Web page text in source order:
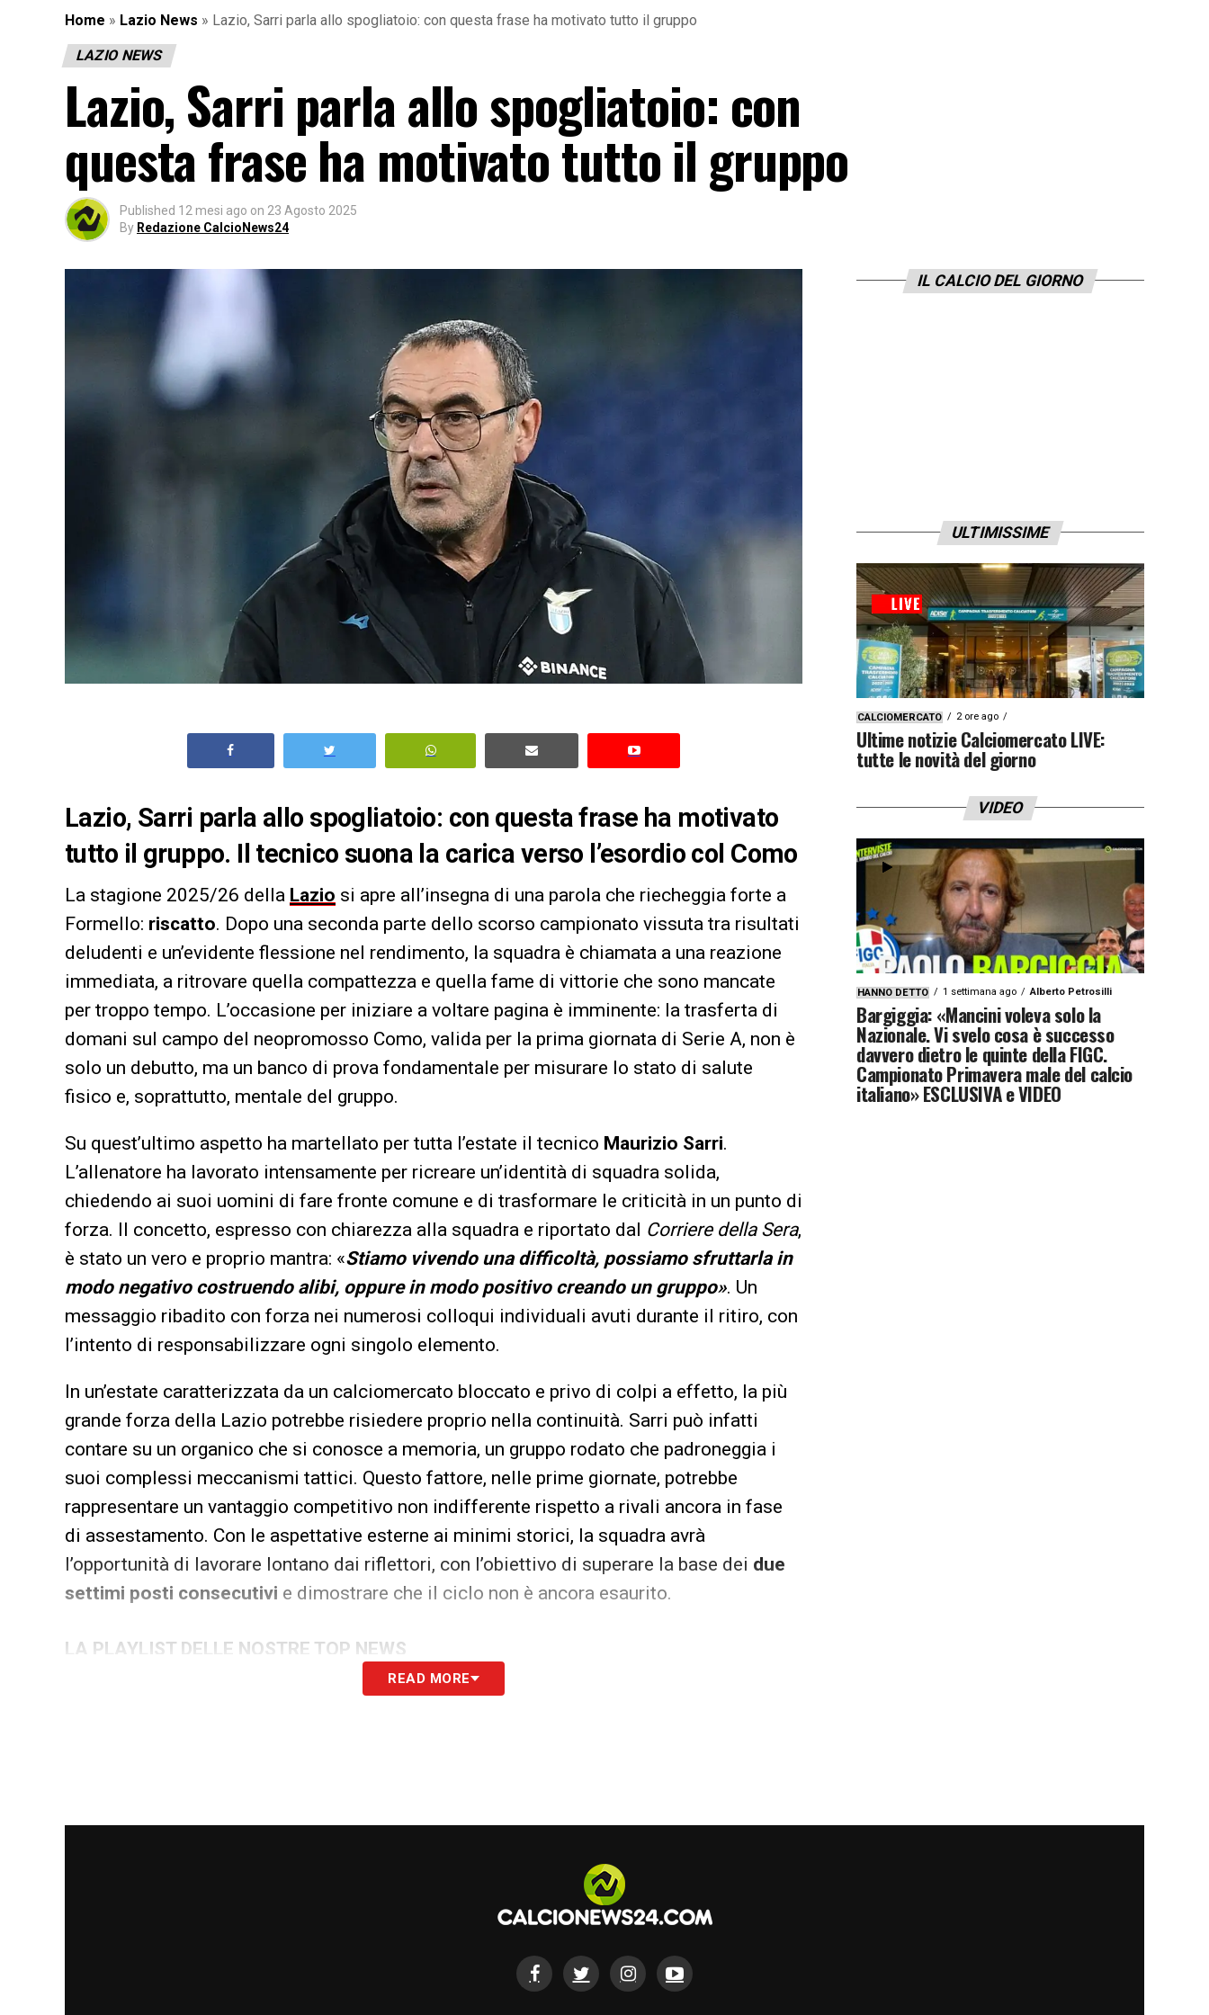
Home » Lazio News » Lazio, Sarri parla allo spogliatoio: con questa frase ha motivato tutto il gruppo
LAZIO NEWS
Lazio, Sarri parla allo spogliatoio: con
questa frase ha motivato tutto il gruppo
Published 12 mesi ago on 23 Agosto 2025
By Redazione CalcioNews24
Lazio, Sarri parla allo spogliatoio: con questa frase ha motivato
tutto il gruppo. Il tecnico suona la carica verso l’esordio col Como
La stagione 2025/26 della Lazio si apre all’insegna di una parola che riecheggia forte a
Formello: riscatto. Dopo una seconda parte dello scorso campionato vissuta tra risultati
deludenti e un’evidente flessione nel rendimento, la squadra è chiamata a una reazione
immediata, a ritrovare quella compattezza e quella fame di vittorie che sono mancate
per troppo tempo. L’occasione per iniziare a voltare pagina è imminente: la trasferta di
domani sul campo del neopromosso Como, valida per la prima giornata di Serie A, non è
solo un debutto, ma un banco di prova fondamentale per misurare lo stato di salute
fisico e, soprattutto, mentale del gruppo.
Su quest’ultimo aspetto ha martellato per tutta l’estate il tecnico Maurizio Sarri.
L’allenatore ha lavorato intensamente per ricreare un’identità di squadra solida,
chiedendo ai suoi uomini di fare fronte comune e di trasformare le criticità in un punto di
forza. Il concetto, espresso con chiarezza alla squadra e riportato dal Corriere della Sera,
è stato un vero e proprio mantra: «Stiamo vivendo una difficoltà, possiamo sfruttarla in
modo negativo costruendo alibi, oppure in modo positivo creando un gruppo». Un
messaggio ribadito con forza nei numerosi colloqui individuali avuti durante il ritiro, con
l’intento di responsabilizzare ogni singolo elemento.
In un’estate caratterizzata da un calciomercato bloccato e privo di colpi a effetto, la più
grande forza della Lazio potrebbe risiedere proprio nella continuità. Sarri può infatti
contare su un organico che si conosce a memoria, un gruppo rodato che padroneggia i
suoi complessi meccanismi tattici. Questo fattore, nelle prime giornate, potrebbe
rappresentare un vantaggio competitivo non indifferente rispetto a rivali ancora in fase
di assestamento. Con le aspettative esterne ai minimi storici, la squadra avrà
l’opportunità di lavorare lontano dai riflettori, con l’obiettivo di superare la base dei due
settimi posti consecutivi e dimostrare che il ciclo non è ancora esaurito.
LA PLAYLIST DELLE NOSTRE TOP NEWS
READ MORE
IL CALCIO DEL GIORNO
ULTIMISSIME
CALCIOMERCATO 2 ore ago
Ultime notizie Calciomercato LIVE:
tutte le novità del giorno
VIDEO
HANNO DETTO 1 settimana ago Alberto Petrosilli
Bargiggia: «Mancini voleva solo la
Nazionale. Vi svelo cosa è successo
davvero dietro le quinte della FIGC.
Campionato Primavera male del calcio
italiano» ESCLUSIVA e VIDEO